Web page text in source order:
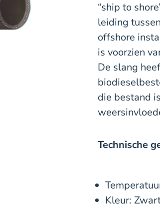
“ship to
leiding
offshore
is voorzien
De slang
die bestand
Technische
Kleur: